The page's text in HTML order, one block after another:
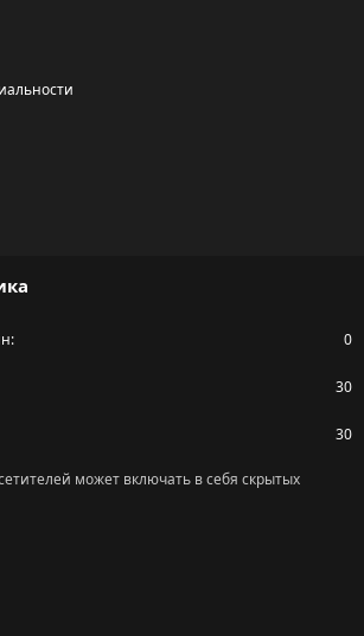
0
30
30
может включать в себя скрытых